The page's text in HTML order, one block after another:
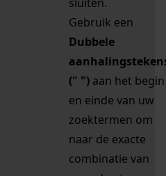
Gebruik een
Dubbele
(" ") aan het begin
en einde van uw
zoektermen om
naar de exacte
combinatie van